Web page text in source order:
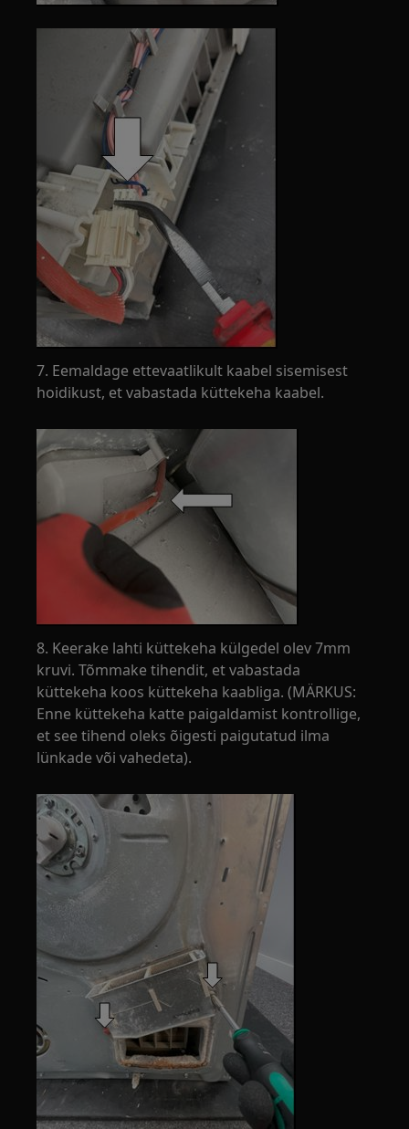
7. Eemaldage ettevaatlikult kaabel sisemisest
hoidikust, et vabastada küttekeha kaabel.
8. Keerake lahti küttekeha külgedel olev 7mm
kruvi. Tõmmake tihendit, et vabastada
küttekeha koos küttekeha kaabliga. (MÄRKUS:
Enne küttekeha katte paigaldamist kontrollige,
et see tihend oleks õigesti paigutatud ilma
lünkade või vahedeta).